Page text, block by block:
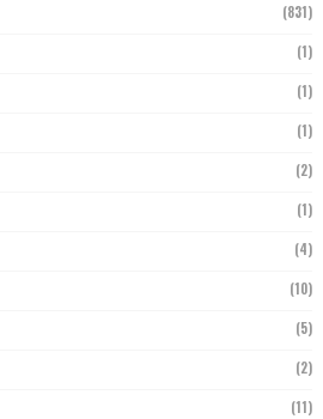
(831)
(1)
(1)
(1)
(2)
(1)
(4)
(10)
(5)
(2)
(11)